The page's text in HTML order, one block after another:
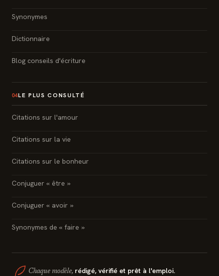
Synonymes
Dictionnaire
Blog conseils d'écriture
04LE PLUS CONSULTÉ
Citations sur l'amour
Citations sur la vie
Citations sur le bonheur
Conjuguer « être »
Conjuguer « avoir »
Synonymes de « faire »
Chaque modèle, rédigé, vérifié et prêt à l'emploi.